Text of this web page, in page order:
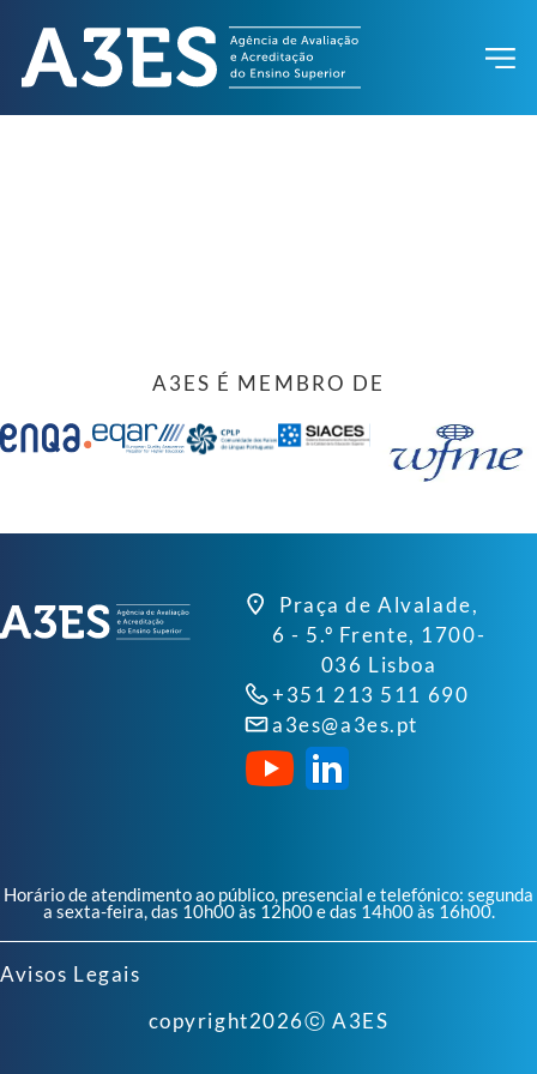
A3ES É MEMBRO DE
Praça de Alvalade,
6 - 5.º Frente, 1700-
036 Lisboa
+351 213 511 690
a3es@a3es.pt
Horário de atendimento ao público, presencial e telefónico: segunda
a sexta-feira, das 10h00 às 12h00 e das 14h00 às 16h00.
Avisos Legais
copyright2026ⓒ A3ES